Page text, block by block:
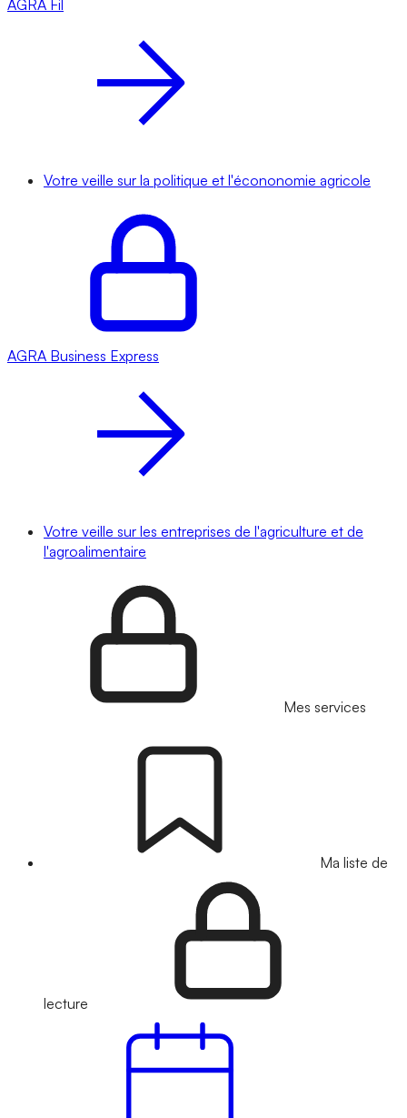
AGRA Fil
Votre veille sur la politique et l'écononomie agricole
AGRA Business Express
Votre veille sur les entreprises de l'agriculture et de
l'agroalimentaire
Mes services
Ma liste de
lecture